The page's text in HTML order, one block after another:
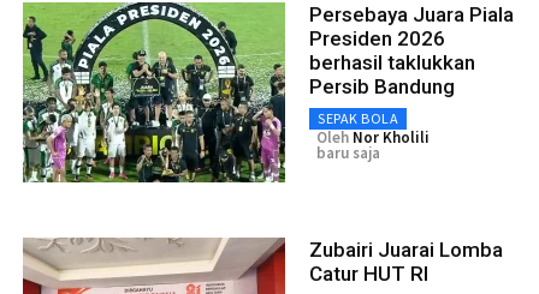
Persebaya Juara Piala
Presiden 2026
berhasil taklukkan
Persib Bandung
SEPAK BOLA
Oleh Nor Kholili
baru saja
Zubairi Juarai Lomba
Catur HUT RI